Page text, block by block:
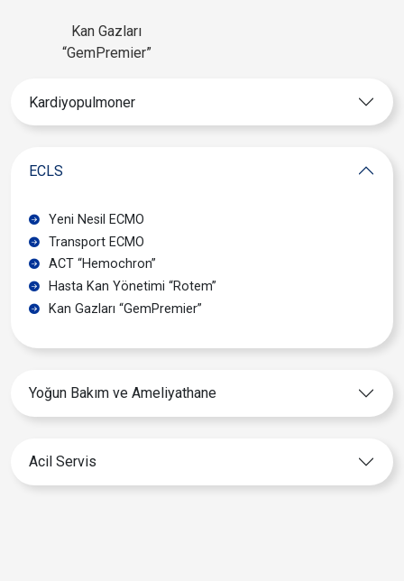
Kan Gazları
“GemPremier”
Kardiyopulmoner
ECLS
Yeni Nesil ECMO
Transport ECMO
ACT “Hemochron”
Hasta Kan Yönetimi “Rotem”
Kan Gazları “GemPremier”
Yoğun Bakım ve Ameliyathane
Acil Servis